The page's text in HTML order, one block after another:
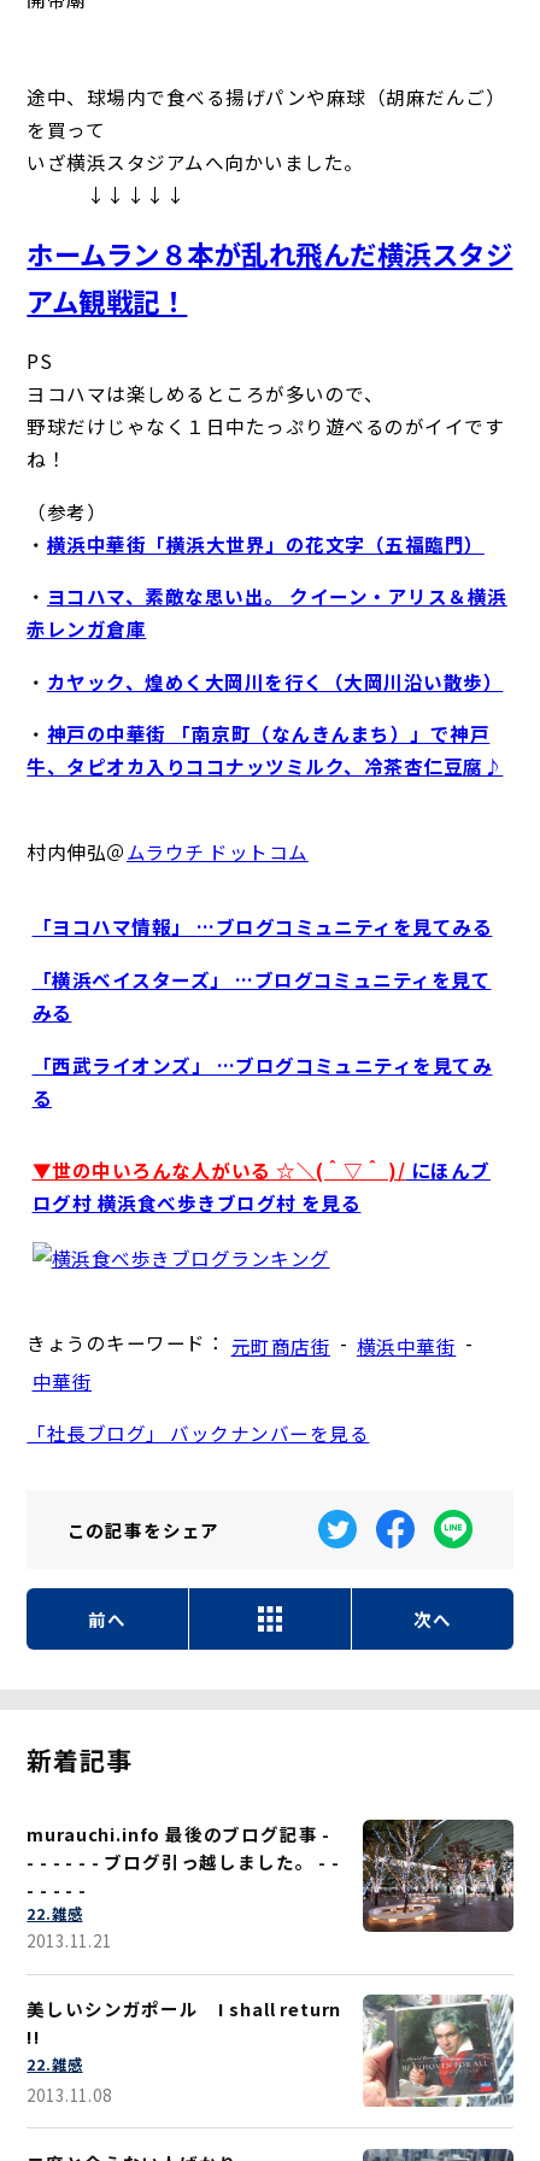
途中、球場内で食べる揚げパンや麻球（胡麻だんご）
を買って
いざ横浜スタジアムへ向かいました。
↓↓↓↓↓
ホームラン８本が乱れ飛んだ横浜スタジ
アム観戦記！
PS
ヨコハマは楽しめるところが多いので、
野球だけじゃなく１日中たっぷり遊べるのがイイです
ね！
（参考）
・ 横浜中華街「横浜大世界」の花文字（五福臨門）
・ ヨコハマ、素敵な思い出。 クイーン・アリス＆横浜
赤レンガ倉庫
・ カヤック、煌めく大岡川を行く（大岡川沿い散歩）
・ 神戸の中華街 「南京町（なんきんまち）」で神戸
牛、タピオカ入りココナッツミルク、冷茶杏仁豆腐♪
村内伸弘＠ムラウチ ドットコム
「ヨコハマ情報」 …ブログコミュニティを見てみる
「横浜ベイスターズ」 …ブログコミュニティを見て
みる
「西武ライオンズ」 …ブログコミュニティを見てみ
る
▼世の中いろんな人がいる ☆＼(＾▽＾ )/ にほんブ
ログ村 横浜食べ歩きブログ村 を見る
きょうのキーワード： 元町商店街 - 横浜中華街 -
中華街
「社長ブログ」 バックナンバーを見る
この記事をシェア
前へ 次へ
新着記事
murauchi.info 最後のブログ記事 -
- - - - - - ブログ引っ越しました。 - -
- - - - -
22.雑感
2013.11.21
美しいシンガポール I shall return
!!
22.雑感
2013.11.08